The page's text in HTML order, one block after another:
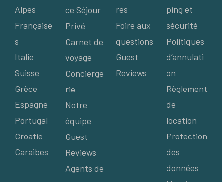
Alpes
Française
s
Italie
Suisse
Grèce
Espagne
Portugal
Croatie
Caraibes
ce Séjour
Privé
Carnet de
voyage
Concierge
rie
Notre
équipe
Guest
Reviews
Agents de
res
Foire aux
questions
Guest
Reviews
ping et
sécurité
Politiques
d’annulati
on
Règlement
de
location
Protection
des
données